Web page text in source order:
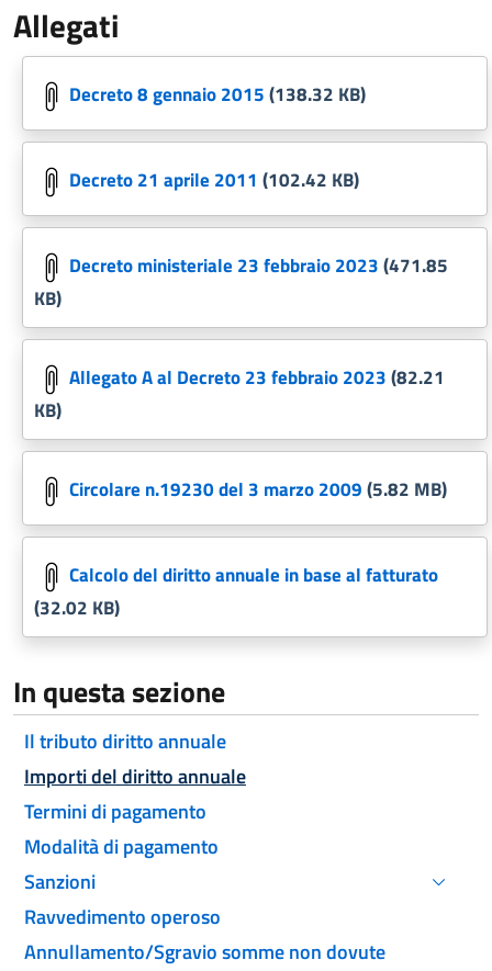
Allegati
Decreto 8 gennaio 2015(138.32 KB)
Decreto 21 aprile 2011 (102.42 KB)
Decreto ministeriale 23 febbraio 2023(471.85
KB)
Allegato A al Decreto 23 febbraio 2023(82.21
KB)
Circolare n.19230 del 3 marzo 2009(5.82 MB)
Calcolo del diritto annuale in base al fatturato
(32.02 KB)
In questa sezione
Il tributo diritto annuale
Importi del diritto annuale
Termini di pagamento
Modalità di pagamento
Sanzioni
Ravvedimento operoso
Annullamento/Sgravio somme non dovute